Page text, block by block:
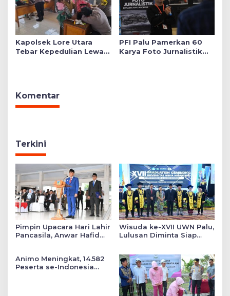
Kapolsek Lore Utara
Tebar Kepedulian Lewat
PFI Palu Pamerkan 60
Karya Foto Jurnalistik
Komentar
Terkini
Pimpin Upacara Hari Lahir
Pancasila, Anwar Hafid
Wisuda ke-XVII UWN Palu,
Lulusan Diminta Siap
Animo Meningkat, 14.582
Peserta se-Indonesia